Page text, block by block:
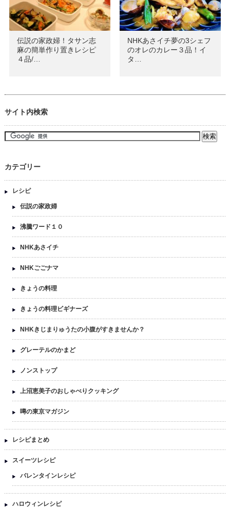
伝説の家政婦！タサン志
麻の簡単作り置きレシピ
４品/…
NHKあさイチ夢の3シェフ
のオレのカレー３品！イ
タ…
サイト内検索
カテゴリー
レシピ
伝説の家政婦
沸騰ワード１０
NHKあさイチ
NHKごごナマ
きょうの料理
きょうの料理ビギナーズ
NHKきじまりゅうたの小腹がすきませんか？
グレーテルのかまど
ノンストップ
上沼恵美子のおしゃべりクッキング
噂の東京マガジン
レシピまとめ
スイーツレシピ
バレンタインレシピ
ハロウィンレシピ